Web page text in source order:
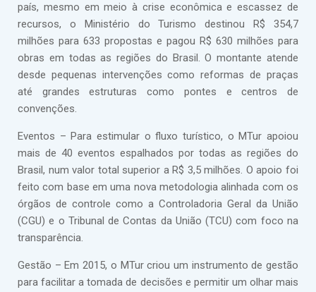
país, mesmo em meio à crise econômica e escassez de
recursos, o Ministério do Turismo destinou R$ 354,7
milhões para 633 propostas e pagou R$ 630 milhões para
obras em todas as regiões do Brasil. O montante atende
desde pequenas intervenções como reformas de praças
até grandes estruturas como pontes e centros de
convenções.
Eventos – Para estimular o fluxo turístico, o MTur apoiou
mais de 40 eventos espalhados por todas as regiões do
Brasil, num valor total superior a R$ 3,5 milhões. O apoio foi
feito com base em uma nova metodologia alinhada com os
órgãos de controle como a Controladoria Geral da União
(CGU) e o Tribunal de Contas da União (TCU) com foco na
transparência.
Gestão – Em 2015, o MTur criou um instrumento de gestão
para facilitar a tomada de decisões e permitir um olhar mais